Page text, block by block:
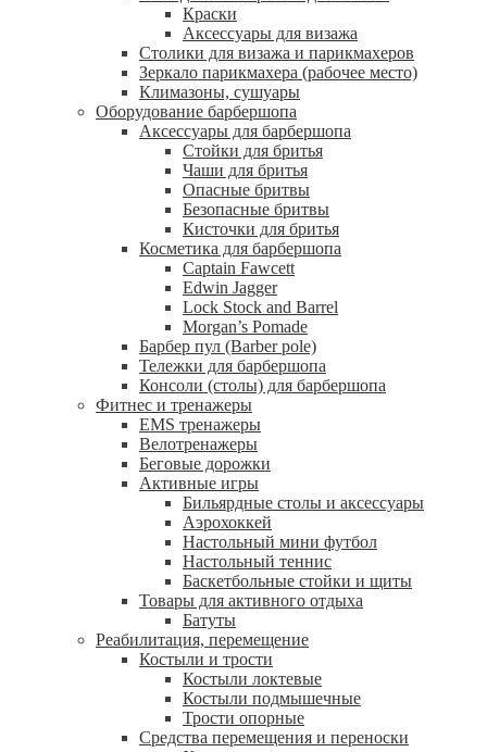
Краски
Аксессуары для визажа
Столики для визажа и парикмахеров
Зеркало парикмахера (рабочее место)
Климазоны, сушуары
Оборудование барбершопа
Аксессуары для барбершопа
Стойки для бритья
Чаши для бритья
Опасные бритвы
Безопасные бритвы
Кисточки для бритья
Косметика для барбершопа
Captain Fawcett
Edwin Jagger
Lock Stock and Barrel
Morgan’s Pomade
Барбер пул (Barber pole)
Тележки для барбершопа
Консоли (столы) для барбершопа
Фитнес и тренажеры
EMS тренажеры
Велотренажеры
Беговые дорожки
Активные игры
Бильярдные столы и аксессуары
Аэрохоккей
Настольный мини футбол
Настольный теннис
Баскетбольные стойки и щиты
Товары для активного отдыха
Батуты
Реабилитация, перемещение
Костыли и трости
Костыли локтевые
Костыли подмышечные
Трости опорные
Средства перемещения и переноски